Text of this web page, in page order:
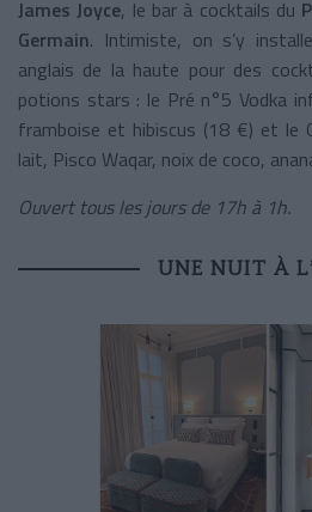
James Joyce, le bar à cocktails du
Germain. Intimiste, on s’y
anglais de la haute pour des
potions stars : le Pré n°5 Vodka
framboise et hibiscus (18 €) et le
lait, Pisco Waqar, noix de coco,
Ouvert tous les jours de 17h à 1h.
UNE NUIT À